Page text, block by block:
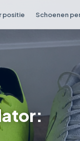
positie Schoenen